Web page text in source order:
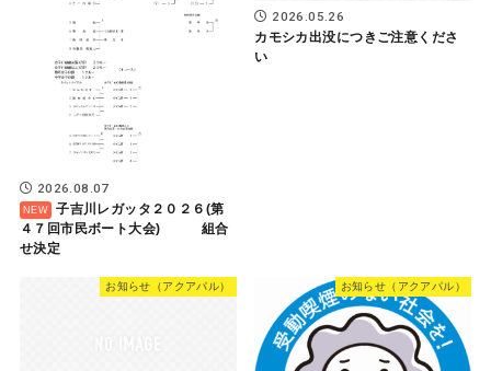
2026.08.07
子吉川レガッタ２０２６(第
４７回市民ボート大会) 組合
せ決定
2026.05.26
カモシカ出没につきご注意くださ
い
お知らせ（アクアパル） お知らせ（アクアパル）